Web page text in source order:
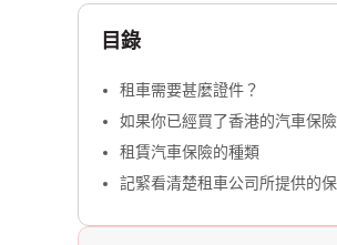
目錄
租車需要甚麼證件？
如果你已經買了香港的汽車保
租賃汽車保險的種類
記緊看清楚租車公司所提供的